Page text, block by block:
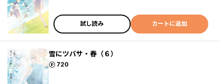
試し読み カートに追加
雪にツバサ・春（６）
720
ポイント